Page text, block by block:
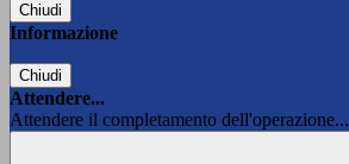
Chiudi
Informazione
Chiudi
Attendere...
Attendere il completamento dell'operazione...